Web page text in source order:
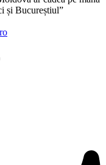
și Bucureștiul”